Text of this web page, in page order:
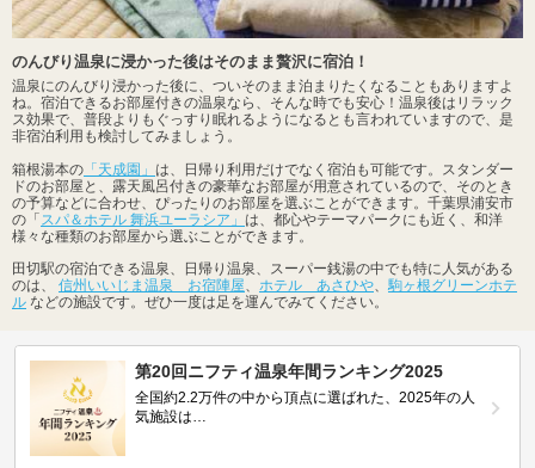
のんびり温泉に浸かった後はそのまま贅沢に宿泊！
温泉にのんびり浸かった後に、ついそのまま泊まりたくなることもありますよ
ね。宿泊できるお部屋付きの温泉なら、そんな時でも安心！温泉後はリラック
ス効果で、普段よりもぐっすり眠れるようになるとも言われていますので、是
非宿泊利用も検討してみましょう。
箱根湯本の 「天成園」 は、日帰り利用だけでなく宿泊も可能です。スタンダー
ドのお部屋と、露天風呂付きの豪華なお部屋が用意されているので、そのとき
の予算などに合わせ、ぴったりのお部屋を選ぶことができます。千葉県浦安市
の「スパ＆ホテル 舞浜ユーラシア」 は、都心やテーマパークにも近く、和洋
様々な種類のお部屋から選ぶことができます。
田切駅の宿泊できる温泉、日帰り温泉、スーパー銭湯の中でも特に人気がある
のは、 信州いいじま温泉 お宿陣屋、 ホテル あさひや、駒ヶ根グリーンホテ
ル などの施設です。ぜひ一度は足を運んでみてください。
第20回ニフティ温泉年間ランキング2025
全国約2.2万件の中から頂点に選ばれた、2025年の人
気施設は…